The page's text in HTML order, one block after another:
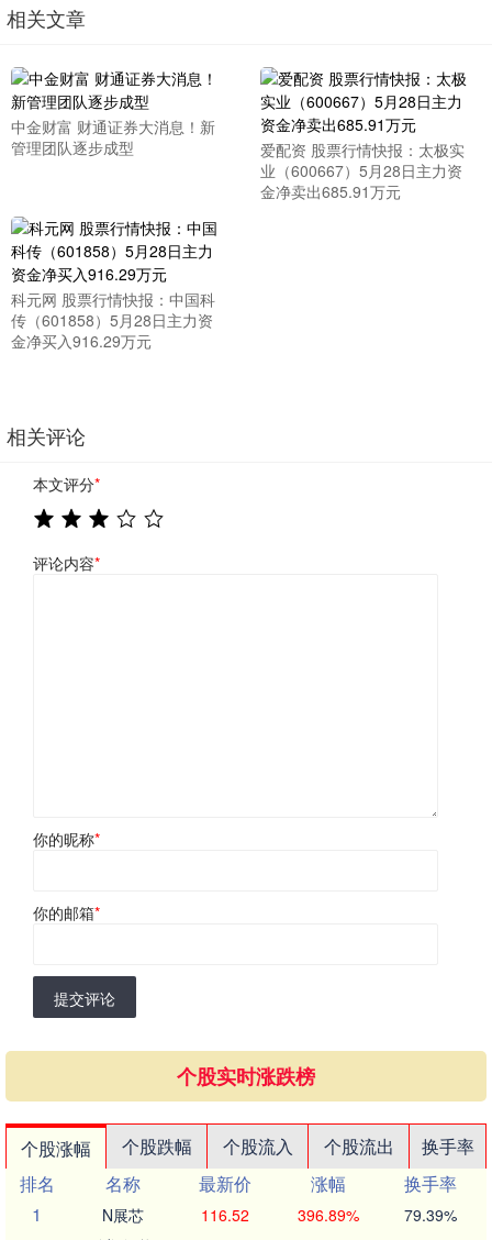
相关文章
中金财富 财通证券大消息！新
管理团队逐步成型
爱配资 股票行情快报：太极实
业（600667）5月28日主力资
金净卖出685.91万元
科元网 股票行情快报：中国科
传（601858）5月28日主力资
金净买入916.29万元
相关评论
本文评分*
评论内容*
你的昵称*
你的邮箱*
提交评论
个股实时涨跌榜
个股涨幅 个股跌幅 个股流入 个股流出
换手率
排名
名称 最新价 涨幅
换手率
1
N展芯 116.52 396.89% 79.39%